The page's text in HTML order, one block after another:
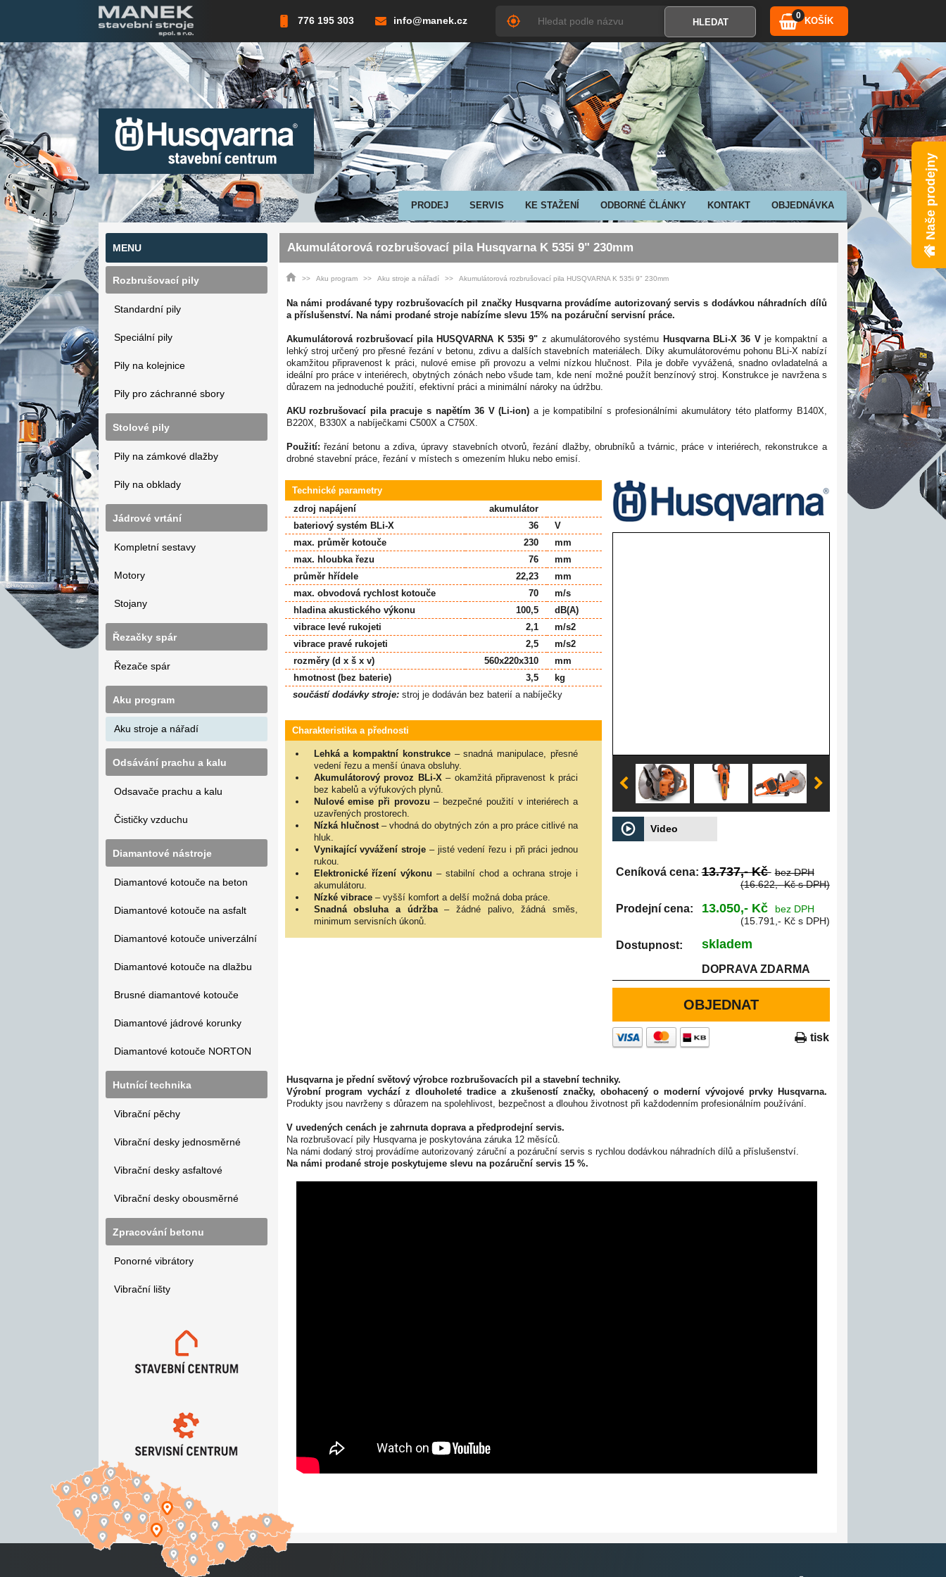
776 195 303 info@manek.cz 0 KOŠÍK
PRODEJ SERVIS KE STAŽENÍ ODBORNÉ ČLÁNKY KONTAKT OBJEDNÁVKA Naše prodejny
MENU
Rozbrušovací pily
Standardní pily
Speciální pily
Pily na kolejnice
Pily pro záchranné sbory
Stolové pily
Pily na zámkové dlažby
Pily na obklady
Jádrové vrtání
Kompletní sestavy
Motory
Stojany
Řezačky spár
Řezače spár
Aku program
Aku stroje a nářadí
Odsávání prachu a kalu
Odsavače prachu a kalu
Čističky vzduchu
Diamantové nástroje
Diamantové kotouče na beton
Diamantové kotouče na asfalt
Diamantové kotouče univerzální
Diamantové kotouče na dlažbu
Brusné diamantové kotouče
Diamantové jádrové korunky
Diamantové kotouče NORTON
Hutnící technika
Vibrační pěchy
Vibrační desky jednosměrné
Vibrační desky asfaltové
Vibrační desky obousměrné
Zpracování betonu
Ponorné vibrátory
Vibrační lišty
Akumulátorová rozbrušovací pila Husqvarna K 535i 9" 230mm
Aku program Aku stroje a nářadí Akumulátorová rozbrušovací pila HUSQVARNA K 535i 9" 230mm
Na námi prodávané typy rozbrušovacích pil značky Husqvarna provádíme autorizovaný servis s dodávkou náhradních dílů
a příslušenství. Na námi prodané stroje nabízíme slevu 15% na pozáruční servisní práce.
Akumulátorová rozbrušovací pila HUSQVARNA K 535i 9" z akumulátorového systému Husqvarna BLi-X 36 Vje kompaktní a
lehký stroj určený pro přesné řezání v betonu, zdivu a dalších stavebních materiálech. Díky akumulátorovému pohonu BLi-X nabízí
okamžitou připravenost k práci, nulové emise při provozu a velmi nízkou hlučnost. Pila je dobře vyvážená, snadno ovladatelná a
ideální pro práce v interiérech, obytných zónách nebo všude tam, kde není možné použít benzínový stroj. Konstrukce je navržena s
důrazem na jednoduché použití, efektivní práci a minimální nároky na údržbu.
AKU rozbrušovací pila pracuje s napětím 36 V (Li-ion) a je kompatibilní s profesionálními akumulátory této platformy B140X,
B220X, B330X a nabíječkami C500X a C750X.
Použití: řezání betonu a zdiva, úpravy stavebních otvorů, řezání dlažby, obrubníků a tvárnic, práce v interiérech, rekonstrukce a
drobné stavební práce, řezání v místech s omezením hluku nebo emisí.
Technické parametry
zdroj napájení
bateriový systém BLi-X
max. průměr kotouče
max. hloubka řezu
průměr hřídele
max. obvodová rychlost kotouče
hladina akustického výkonu
vibrace levé rukojeti
vibrace pravé rukojeti
rozměry (d x š x v)
hmotnost (bez baterie)
akumulátor
36
230
76
22,23
70
100,5
2,1
2,5
560x220x310
3,5
V
mm
mm
mm
m/s
dB(A)
m/s2
m/s2
mm
kg
součástí dodávky stroje: stroj je dodáván bez baterií a nabíječky
Charakteristika a přednosti
Lehká a kompaktní konstrukce– snadná manipulace, přesné
vedení řezu a menší únava obsluhy.
Akumulátorový provoz BLi-X– okamžitá připravenost k práci
bez kabelů a výfukových plynů.
Nulové emise při provozu – bezpečné použití v interiérech a
uzavřených prostorech.
Nízká hlučnost– vhodná do obytných zón a pro práce citlivé na
hluk.
Vynikající vyvážení stroje – jisté vedení řezu i při práci jednou
rukou.
Elektronické řízení výkonu – stabilní chod a ochrana stroje i
akumulátoru.
Nízké vibrace– vyšší komfort a delší možná doba práce.
Snadná obsluha a údržba– žádné palivo, žádná směs,
minimum servisních úkonů.
Video
Ceníková cena: 13.737,- Kč bez DPH
(16.622,- Kč s DPH)
Prodejní cena: 13.050,- Kč
bez DPH
(15.791,- Kč s DPH)
Dostupnost: skladem
DOPRAVA ZDARMA
OBJEDNAT
tisk
Husqvarna je přední světový výrobce rozbrušovacích pil a stavební techniky.
Výrobní program vychází z dlouholeté tradice a zkušeností značky, obohacený o moderní vývojové prvky Husqvarna.
Produkty jsou navrženy s důrazem na spolehlivost, bezpečnost a dlouhou životnost při každodenním profesionálním používání.
V uvedených cenách je zahrnuta doprava a předprodejní servis.
Na rozbrušovací pily Husqvarna je poskytována záruka 12 měsíců.
Na námi dodaný stroj provádíme autorizovaný záruční a pozáruční servis s rychlou dodávkou náhradních dílů a příslušenství.
Na námi prodané stroje poskytujeme slevu na pozáruční servis 15 %.